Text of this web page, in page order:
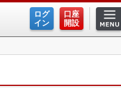
ログ
イン
口座
開設